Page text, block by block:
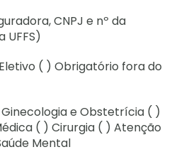
CNPJ e nº da
UFFS)
( ) Obrigatório fora do
e Obstetrícia ( )
( ) Cirurgia ( ) Atenção
Mental